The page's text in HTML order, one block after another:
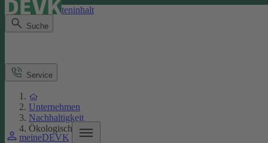
Direkt zum Seiteninhalt
Suche
meineDEVK
Service
Unternehmen
Nachhaltigkeit
Ökologisches